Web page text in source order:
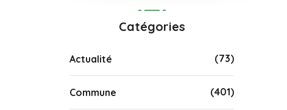
Catégories
Actualité (73)
Commune (401)